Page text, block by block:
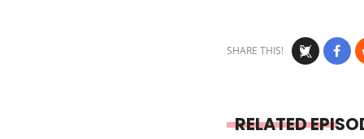
SHARE THIS!
RELATED